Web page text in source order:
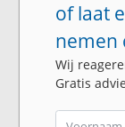
of laat
nemen
Wij
Gratis